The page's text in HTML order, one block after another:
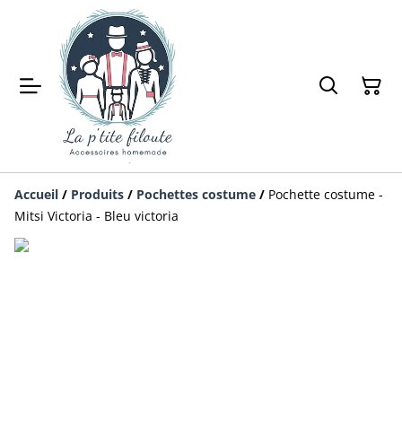
Accueil / Produits / Pochettes costume / Pochette costume -
Mitsi Victoria - Bleu victoria